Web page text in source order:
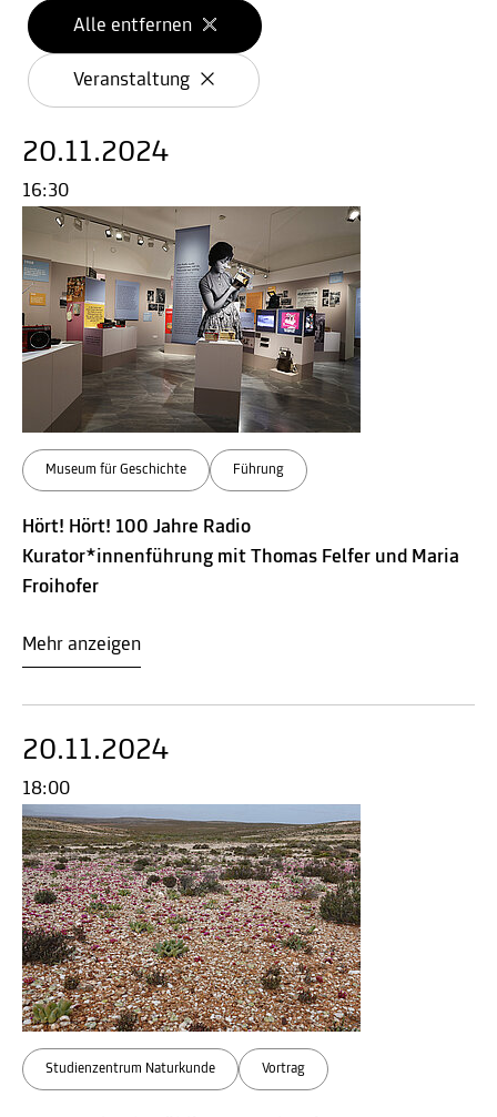
Alle entfernen
Veranstaltung
20.11.2024
16:30
Museum für Geschichte Führung
Hört! Hört! 100 Jahre Radio
Kurator*innenführung mit Thomas Felfer und Maria
Froihofer
Mehr anzeigen
20.11.2024
18:00
Studienzentrum Naturkunde Vortrag